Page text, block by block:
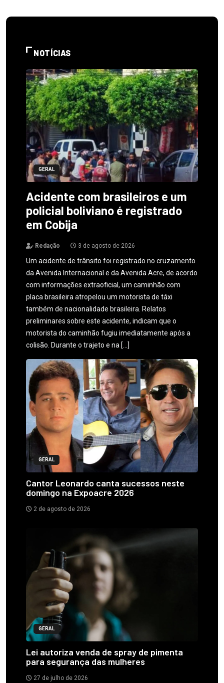
NOTÍCIAS
GERAL
Acidente com brasileiros e um
policial boliviano é registrado
em Cobija
Redação 3 de agosto de 2026
Um acidente de trânsito foi registrado no cruzamento
da Avenida Internacional e da Avenida Acre, de acordo
com informações extraoficial, um caminhão com
placa brasileira atropelou um motorista de táxi
também de nacionalidade brasileira. Relatos
preliminares sobre este acidente, indicam que o
motorista do caminhão fugiu imediatamente após a
colisão. Durante o trajeto e na […]
GERAL
Cantor Leonardo canta sucessos neste
domingo na Expoacre 2026
2 de agosto de 2026
GERAL
Lei autoriza venda de spray de pimenta
para segurança das mulheres
27 de julho de 2026